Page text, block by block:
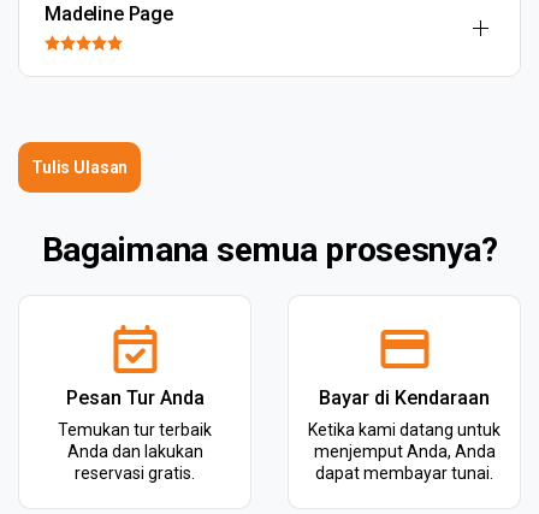
Madeline Page
Tulis Ulasan
Bagaimana semua prosesnya?
Pesan Tur Anda
Temukan tur terbaik
Anda dan lakukan
reservasi gratis.
Bayar di Kendaraan
Ketika kami datang untuk
menjemput Anda, Anda
dapat membayar tunai.